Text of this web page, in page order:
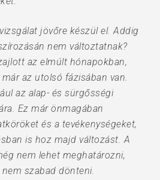
jövőre készül el. Addig
nem változtatnak?
az elmúlt hónapokban,
az utolsó fázisában van.
az alap- és sürgősségi
Ez már önmagában
és a tevékenységeket,
is hoz majd változást. A
nem lehet meghatározni,
szabad dönteni.